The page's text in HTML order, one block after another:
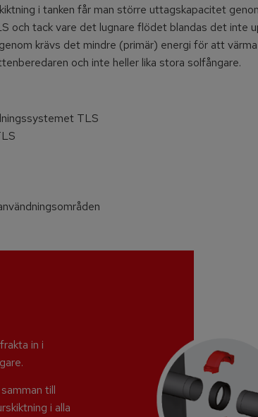
i tanken får man större uttagskapacitet
och tack vare det lugnare flödet blandas det inte
krävs det mindre (primär) energi för att
och inte heller lika stora solfångare.
TLS
in i
till
i alla